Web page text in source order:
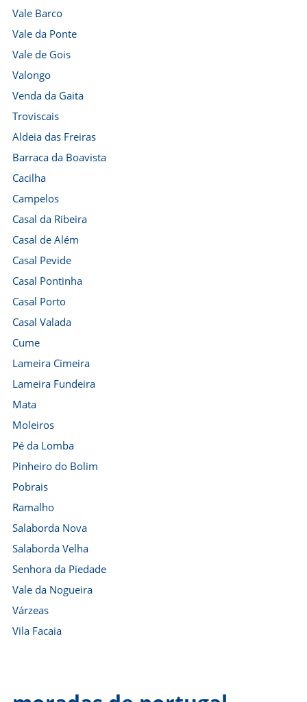
Vale Barco
Vale da Ponte
Vale de Gois
Valongo
Venda da Gaita
Troviscais
Aldeia das Freiras
Barraca da Boavista
Cacilha
Campelos
Casal da Ribeira
Casal de Além
Casal Pevide
Casal Pontinha
Casal Porto
Casal Valada
Cume
Lameira Cimeira
Lameira Fundeira
Mata
Moleiros
Pé da Lomba
Pinheiro do Bolim
Pobrais
Ramalho
Salaborda Nova
Salaborda Velha
Senhora da Piedade
Vale da Nogueira
Várzeas
Vila Facaia